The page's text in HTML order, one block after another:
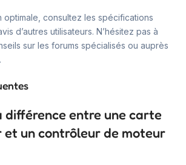
optimale, consultez les spécifications
d’autres utilisateurs. N’hésitez pas à
sur les forums spécialisés ou auprès
différence entre une carte
un contrôleur de moteur